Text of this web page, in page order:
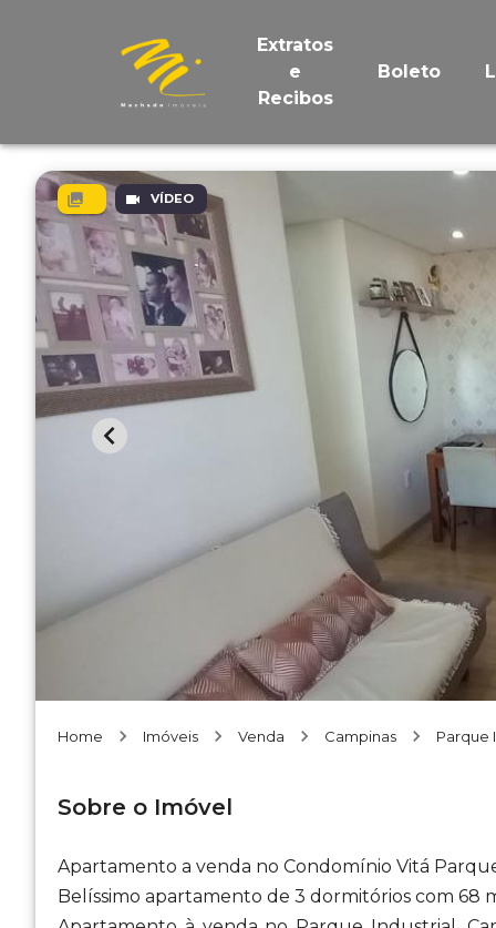
Extratos
e
Recibos
Boleto
VÍDEO
Home Imóveis Venda Campinas Parque
Sobre o Imóvel
Apartamento a venda no Condomínio Vitá
Belíssimo apartamento de 3 dormitórios com 68